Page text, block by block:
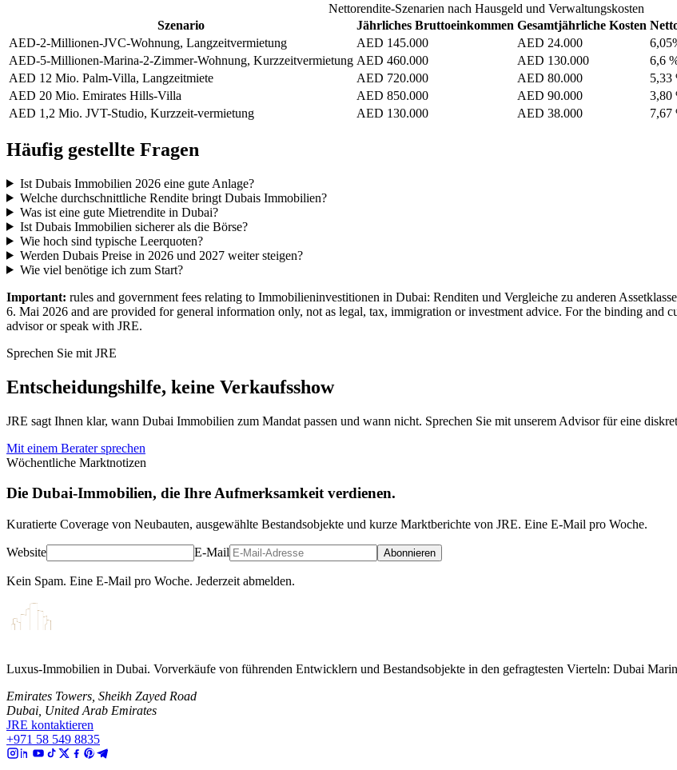
Nettorendite-Szenarien nach Hausgeld und Verwaltungskosten
Szenario
Jährliches Bruttoeinkommen Gesamtjährliche Kosten
AED-2-Millionen-JVC-Wohnung, Langzeitvermietung
AED 145.000 AED 24.000
AED-5-Millionen-Marina-2-Zimmer-Wohnung, Kurzzeitvermietung AED 460.000 AED 130.000 6,6
AED 12 Mio. Palm-Villa, Langzeitmiete
AED 720.000 AED 80.000 5,33
AED 20 Mio. Emirates Hills-Villa
AED 850.000 AED 90.000 3,80
AED 1,2 Mio. JVT-Studio, Kurzzeit-vermietung
AED 130.000 AED 38.000 7,67
Häufig gestellte Fragen
Ist Dubais Immobilien 2026 eine gute Anlage?
Welche durchschnittliche Rendite bringt Dubais Immobilien?
Was ist eine gute Mietrendite in Dubai?
Ist Dubais Immobilien sicherer als die Börse?
Wie hoch sind typische Leerquoten?
Werden Dubais Preise in 2026 und 2027 weiter steigen?
Wie viel benötige ich zum Start?
Important: rules and government fees relating to Immobilieninvestitionen in Dubai: Renditen und Vergleiche zu anderen
6. Mai 2026 and are provided for general information only, not as legal, tax, immigration or investment advice. For the binding and
advisor or speak with JRE.
Sprechen Sie mit JRE
Entscheidungshilfe, keine Verkaufsshow
JRE sagt Ihnen klar, wann Dubai Immobilien zum Mandat passen und wann nicht. Sprechen Sie mit unserem Advisor für eine
Mit einem Berater sprechen
Wöchentliche Marktnotizen
Die Dubai-Immobilien, die Ihre Aufmerksamkeit verdienen.
Kuratierte Coverage von Neubauten, ausgewählte Bestandsobjekte und kurze Marktberichte von JRE. Eine E-Mail pro Woche.
Website E-Mail Abonnieren
Kein Spam. Eine E-Mail pro Woche. Jederzeit abmelden.
Luxus-Immobilien in Dubai. Vorverkäufe von führenden Entwicklern und Bestandsobjekte in den gefragtesten Vierteln: Dubai
Emirates Towers, Sheikh Zayed Road
Dubai, United Arab Emirates
JRE kontaktieren
+971 58 549 8835